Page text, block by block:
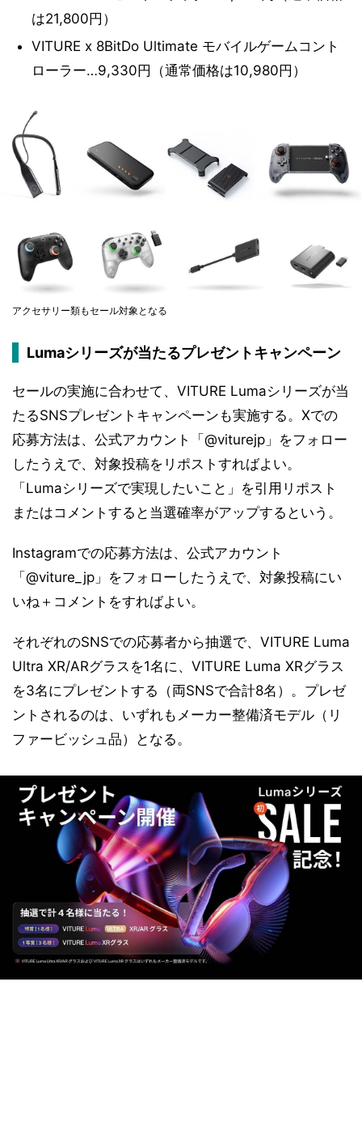
は21,800円）
VITURE x 8BitDo Ultimate モバイルゲームコント
ローラー…9,330円（通常価格は10,980円）
アクセサリー類もセール対象となる
Lumaシリーズが当たるプレゼントキャンペーン
セールの実施に合わせて、VITURE Lumaシリーズが当
たるSNSプレゼントキャンペーンも実施する。Xでの
応募方法は、公式アカウント「@viturejp」をフォロー
したうえで、対象投稿をリポストすればよい。
「Lumaシリーズで実現したいこと」を引用リポスト
またはコメントすると当選確率がアップするという。
Instagramでの応募方法は、公式アカウント
「@viture_jp」をフォローしたうえで、対象投稿にい
いね＋コメントをすればよい。
それぞれのSNSでの応募者から抽選で、VITURE Luma
Ultra XR/ARグラスを1名に、VITURE Luma XRグラス
を3名にプレゼントする（両SNSで合計8名）。プレゼ
ントされるのは、いずれもメーカー整備済モデル（リ
ファービッシュ品）となる。